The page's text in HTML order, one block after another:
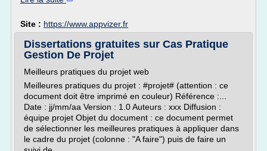
Site : https://www.appvizer.fr
Dissertations gratuites sur Cas Pratique
Gestion De Projet
Meilleurs pratiques du projet web
Meilleures pratiques du projet : #projet# (attention : ce
document doit être imprimé en couleur) Référence :...
Date : jj/mm/aa Version : 1.0 Auteurs : xxx Diffusion :
équipe projet Objet du document : ce document permet
de sélectionner les meilleures pratiques à appliquer dans
le cadre du projet (colonne : "A faire") puis de faire un